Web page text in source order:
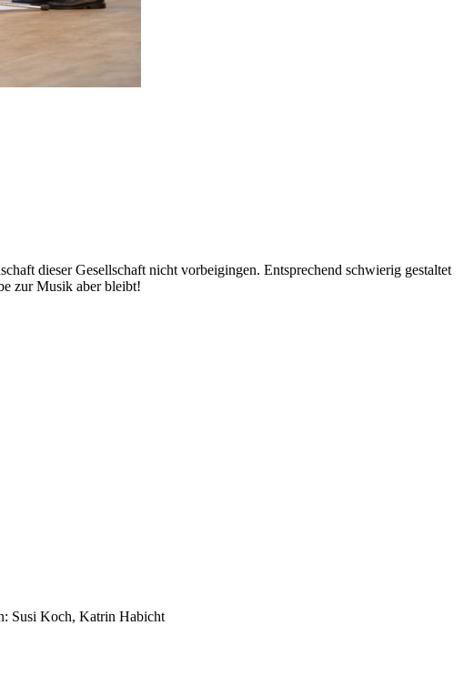
dieser Gesellschaft nicht vorbeigingen. Entsprechend schwierig gestaltet
zur Musik aber bleibt!
Susi Koch, Katrin Habicht